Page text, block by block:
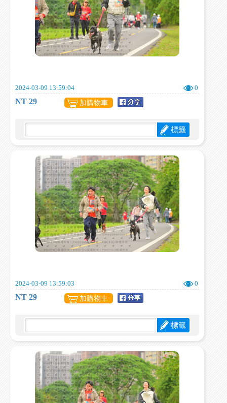
2024-03-09 13:59:04 0
NT 29 加購物車
標籤
2024-03-09 13:59:03 0
NT 29 加購物車
標籤